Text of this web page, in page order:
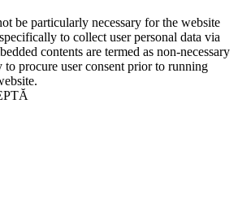
be particularly necessary for the website
to collect user personal data via
contents are termed as non-necessary
to procure user consent prior to running